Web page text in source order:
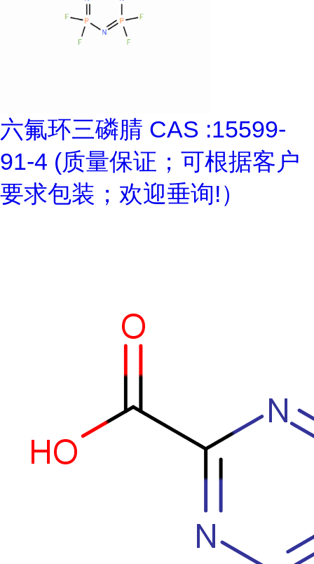
六氟环三磷腈 CAS :15599-
91-4 (质量保证；可根据客户
要求包装；欢迎垂询!）